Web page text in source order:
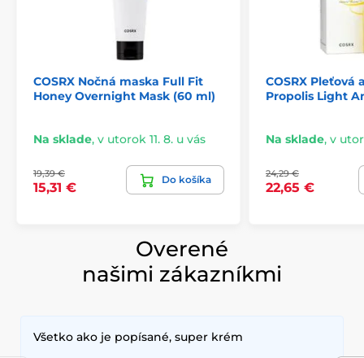
COSRX Nočná maska Full Fit
Honey Overnight Mask (60 ml)
Na sklade, v utorok 11. 8. u vás
19,39 €
15,31 €
Do košíka
COSRX Pleťová
Propolis Light
Na sklade, v
24,29 €
22,65 €
Overené
našimi zákazníkmi
Všetko ako je popísané, super krém